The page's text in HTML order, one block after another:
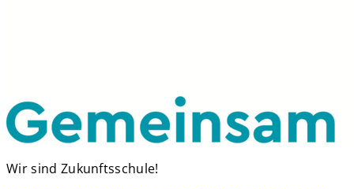
Wir sind Zukunftsschule!